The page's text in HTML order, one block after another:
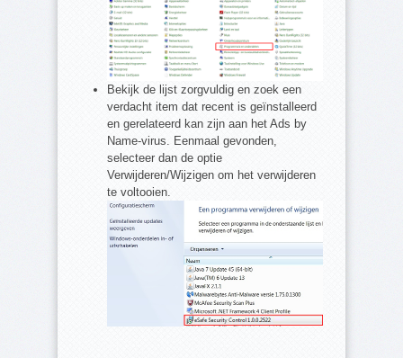
Bekijk de lijst zorgvuldig en zoek een
verdacht item dat recent is geïnstalleerd
en gerelateerd kan zijn aan het Ads by
Name-virus. Eenmaal gevonden,
selecteer dan de optie
Verwijderen/Wijzigen om het verwijderen
te voltooien.